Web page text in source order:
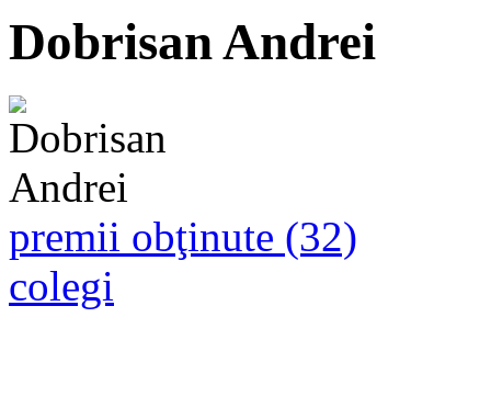
Dobrisan Andrei
premii obţinute (32)
colegi